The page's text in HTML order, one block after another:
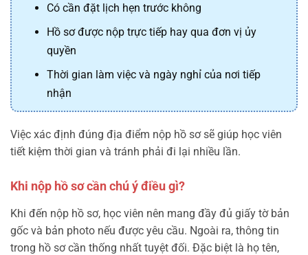
Có cần đặt lịch hẹn trước không
Hồ sơ được nộp trực tiếp hay qua đơn vị ủy
quyền
Thời gian làm việc và ngày nghỉ của nơi tiếp
nhận
Việc xác định đúng địa điểm nộp hồ sơ sẽ giúp học viên
tiết kiệm thời gian và tránh phải đi lại nhiều lần.
Khi nộp hồ sơ cần chú ý điều gì?
Khi đến nộp hồ sơ, học viên nên mang đầy đủ giấy tờ bản
gốc và bản photo nếu được yêu cầu. Ngoài ra, thông tin
trong hồ sơ cần thống nhất tuyệt đối. Đặc biệt là họ tên,